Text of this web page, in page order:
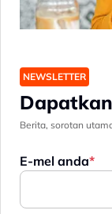
NEWSLETTER
Berita, sorotan
E-mel anda